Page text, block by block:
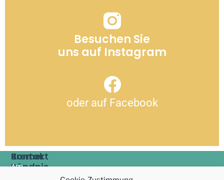
Besuchen Sie
uns auf Instagram
oder auf Facebook
Bremer
Bündnis
Kontakt
Am